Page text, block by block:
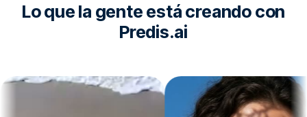
Lo que la gente está creando con
Predis.ai